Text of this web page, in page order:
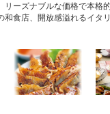
リーズナブルな価格で本格
和食店、開放感溢れるイタ